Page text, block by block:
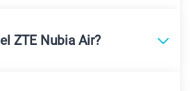
ZTE Nubia Air?